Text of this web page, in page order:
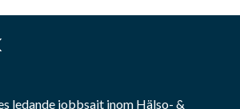
ledande jobbsajt inom Hälso- &